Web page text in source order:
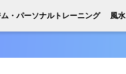
ム・パーソナルトレーニング 風水